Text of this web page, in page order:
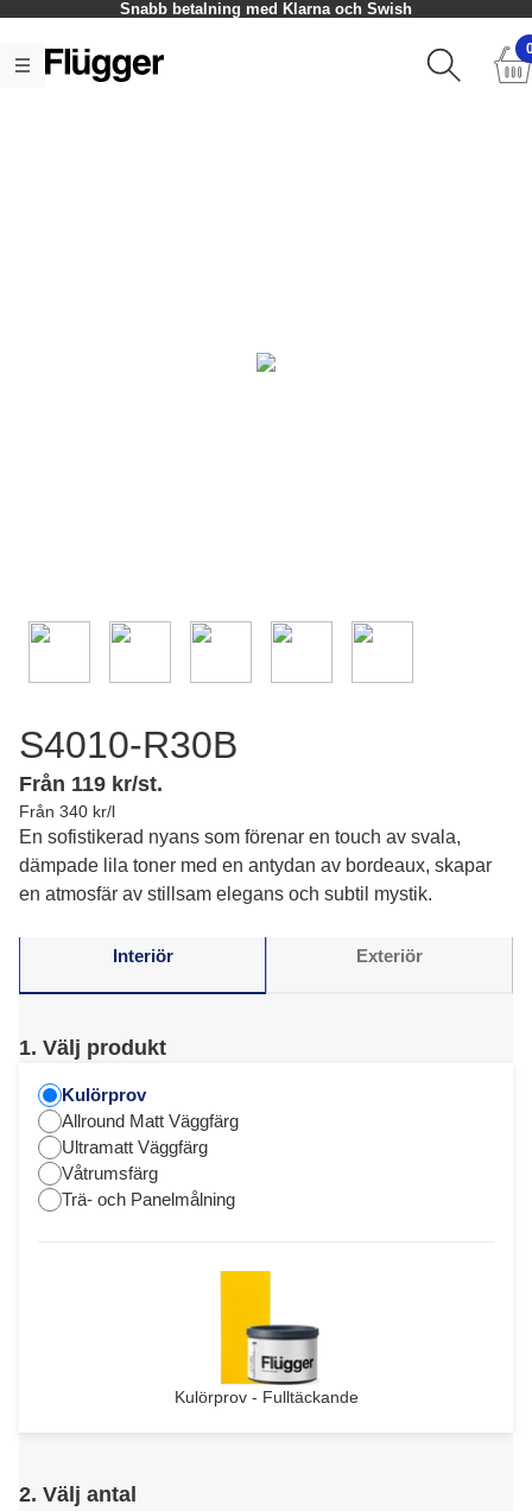
Snabb betalning med Klarna och Swish
S4010-R30B
Från 119 kr/st.
Från 340 kr/l
En sofistikerad nyans som förenar en touch av svala,
dämpade lila toner med en antydan av bordeaux, skapar
en atmosfär av stillsam elegans och subtil mystik.
Interiör Exteriör
1. Välj produkt
Kulörprov
Allround Matt Väggfärg
Ultramatt Väggfärg
Våtrumsfärg
Trä- och Panelmålning
Kulörprov - Fulltäckande
2. Välj antal